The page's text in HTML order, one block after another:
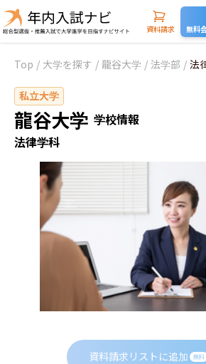
資料請求 無料
Top / 大学を探す / 龍谷大学 / 法学部 / 法
私立大学
龍谷大学 学校情報
法律学科
資料請求リストに追加 無料